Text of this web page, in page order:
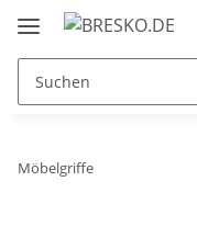
Möbelgriffe